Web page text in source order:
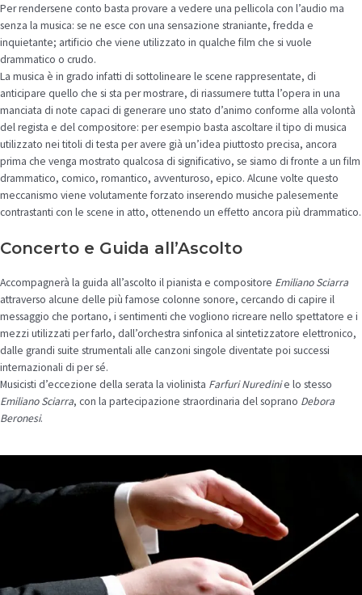
Per rendersene conto basta provare a vedere una pellicola con l’audio ma
senza la musica: se ne esce con una sensazione straniante, fredda e
inquietante; artificio che viene utilizzato in qualche film che si vuole
drammatico o crudo.
La musica è in grado infatti di sottolineare le scene rappresentate, di
anticipare quello che si sta per mostrare, di riassumere tutta l’opera in una
manciata di note capaci di generare uno stato d’animo conforme alla volontà
del regista e del compositore: per esempio basta ascoltare il tipo di musica
utilizzato nei titoli di testa per avere già un’idea piuttosto precisa, ancora
prima che venga mostrato qualcosa di significativo, se siamo di fronte a un film
drammatico, comico, romantico, avventuroso, epico. Alcune volte questo
meccanismo viene volutamente forzato inserendo musiche palesemente
contrastanti con le scene in atto, ottenendo un effetto ancora più drammatico.
Concerto e Guida all’Ascolto
Accompagnerà la guida all’ascolto il pianista e compositore Emiliano Sciarra
attraverso alcune delle più famose colonne sonore, cercando di capire il
messaggio che portano, i sentimenti che vogliono ricreare nello spettatore e i
mezzi utilizzati per farlo, dall’orchestra sinfonica al sintetizzatore elettronico,
dalle grandi suite strumentali alle canzoni singole diventate poi successi
internazionali di per sé.
Musicisti d’eccezione della serata la violinista Farfuri Nuredinie lo stesso
Emiliano Sciarra, con la partecipazione straordinaria del soprano Debora
Beronesi.